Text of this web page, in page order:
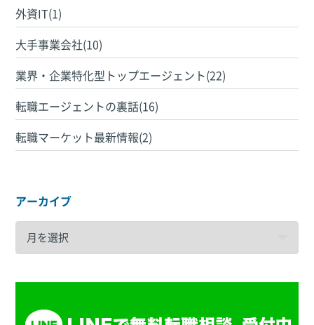
外資IT(1)
大手事業会社(10)
業界・企業特化型トップエージェント(22)
転職エージェントの裏話(16)
転職マーケット最新情報(2)
アーカイブ